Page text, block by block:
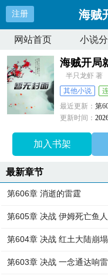
注册 海贼
网站首页 小说
海贼开局
半只龙虾 著
其他小说
最近更新：第
更新时间：
加入书架
最新章节
第606章 消逝的雷霆
第605章 决战 伊姆死亡鱼
第604章 决战 红土大陆崩塌
第603章 决战 一念通达响